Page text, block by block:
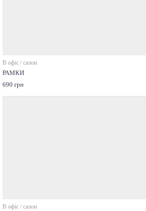
В офіс / салон
РАМКИ
690 грн
В офіс / салон